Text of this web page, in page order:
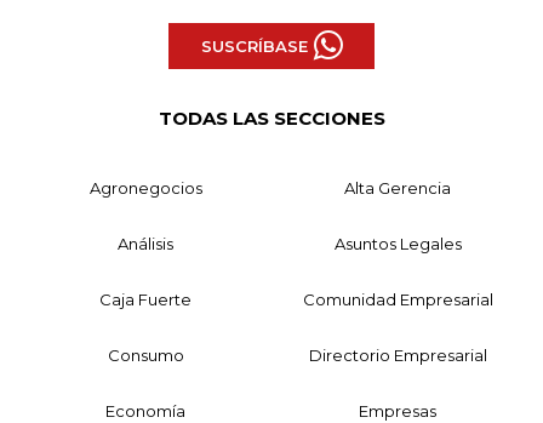
SUSCRÍBASE
TODAS LAS SECCIONES
Agronegocios Alta Gerencia
Análisis Asuntos Legales
Caja Fuerte Comunidad Empresarial
Consumo Directorio Empresarial
Economía Empresas